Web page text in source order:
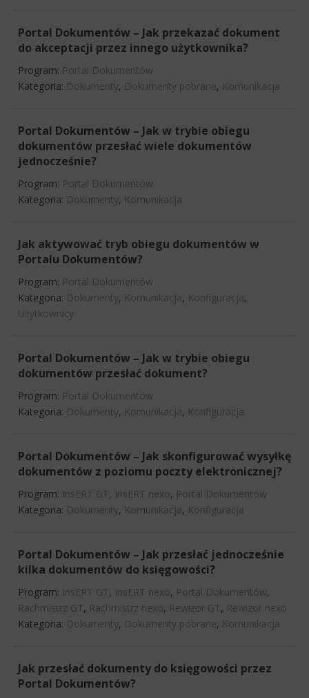
Portal Dokumentów – Jak przekazać dokument
do akceptacji przez innego użytkownika?
Program: Portal Dokumentów
Kategoria: Dokumenty, Dokumenty pobrane, Komunikacja
Portal Dokumentów – Jak w trybie obiegu
dokumentów przesłać wiele dokumentów
jednocześnie?
Program: Portal Dokumentów
Kategoria: Dokumenty, Komunikacja
Jak aktywować tryb obiegu dokumentów w
Portalu Dokumentów?
Program: Portal Dokumentów
Kategoria: Dokumenty, Komunikacja, Konfiguracja,
Użytkownicy
Portal Dokumentów – Jak w trybie obiegu
dokumentów przesłać dokument?
Program: Portal Dokumentów
Kategoria: Dokumenty, Komunikacja, Konfiguracja
Portal Dokumentów – Jak skonfigurować wysyłkę
dokumentów z poziomu poczty elektronicznej?
Program: InsERT GT, InsERT nexo, Portal Dokumentów
Kategoria: Dokumenty, Komunikacja, Konfiguracja
Portal Dokumentów – Jak przesłać jednocześnie
kilka dokumentów do księgowości?
Program: InsERT GT, InsERT nexo, Portal Dokumentów,
Rachmistrz GT, Rachmistrz nexo, Rewizor GT, Rewizor nexo
Kategoria: Dokumenty, Dokumenty pobrane, Komunikacja
Jak przesłać dokumenty do księgowości przez
Portal Dokumentów?